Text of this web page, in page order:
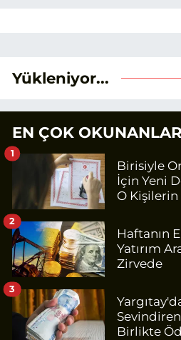
Yükleniyor...
EN ÇOK OKUNANLAR
Birisiyle
İçin Yeni
O
1
Haftanın
Yatırım
Zirvede
2
Birlikte
3